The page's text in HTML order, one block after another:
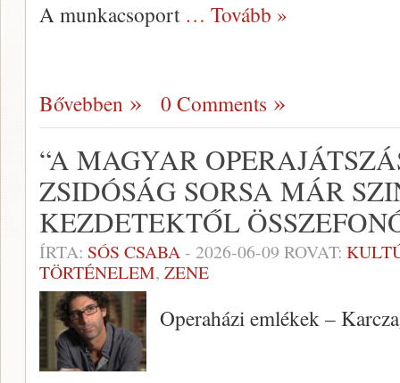
A munkacsoport … Tovább »
Bővebben 0 Comments
“A MAGYAR
ZSIDÓSÁG SORSA MÁR
KEZDETEKTŐL
ÍRTA: SÓS CSABA- 2026-06-09 ROVAT:
TÖRTÉNELEM, ZENE
Operaházi emlékek –